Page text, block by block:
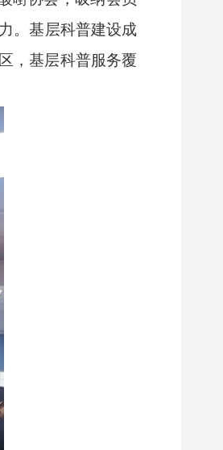
。基层科普建设成
，基层科普服务覆